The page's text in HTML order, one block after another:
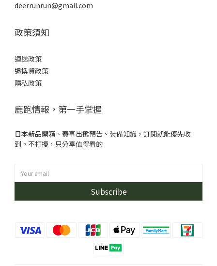
deerrunrun@gmail.com
政策須知
運送政策
退換貨政策
隱私政策
鹿跑情報，第一手掌握
日本新品開箱、賽事出攤預告、裝備知識，訂閱就能優先收
到。不打擾，只分享值得看的
Subscribe